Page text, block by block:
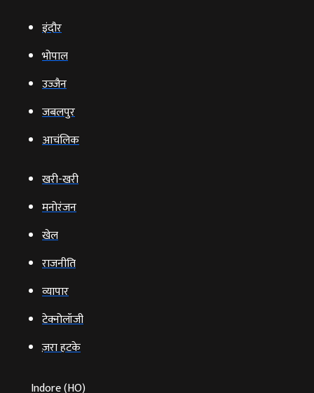
इंदौर
भोपाल
उज्‍जैन
जबलपुर
आचंलिक
खरी-खरी
मनोरंजन
खेल
राजनीति
व्‍यापार
टेक्‍नोलॉजी
ज़रा हटके
Indore (HO)